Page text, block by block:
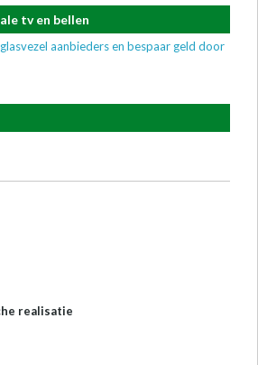
tv en bellen
aanbieders en bespaar geld door
realisatie